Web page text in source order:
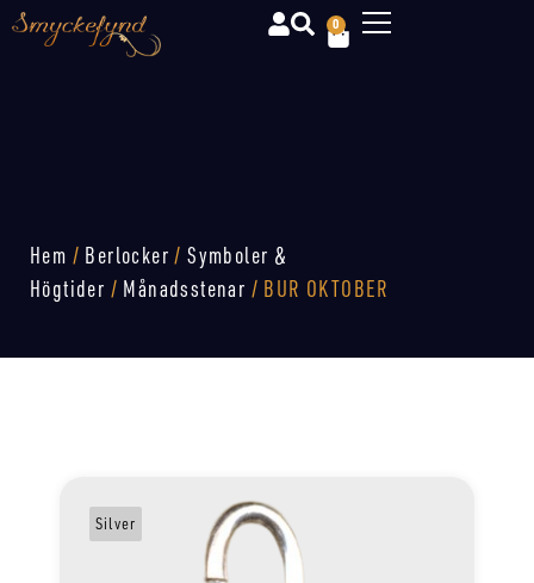
0
Hem / Berlocker /Symboler &
Högtider / Månadsstenar / BUR OKTOBER
Silver